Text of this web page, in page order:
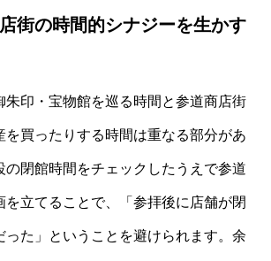
街の時間的シナジーを生かす
朱印・宝物館を巡る時間と参道商店街
を買ったりする時間は重なる部分があ
の閉館時間をチェックしたうえで参道
を立てることで、「参拝後に店舗が閉
った」ということを避けられます。余